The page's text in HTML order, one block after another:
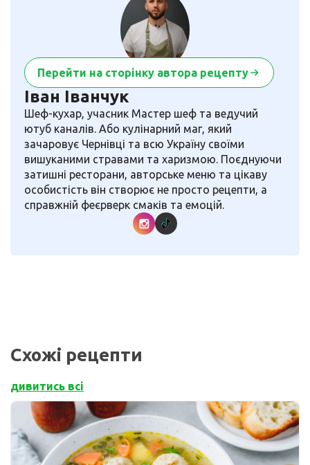
Перейти на сторінку автора рецепту
Іван Іванчук
Шеф-кухар, учасник Мастер шеф та ведучий
ютуб каналів. Або кулінарний маг, який
зачаровує Чернівці та всю Україну своїми
вишуканими стравами та харизмою. Поєднуючи
затишні ресторани, авторське меню та цікаву
особистість він створює не просто рецепти, а
справжній феєрверк смаків та емоцій.
Схожі рецепти
дивитись всі